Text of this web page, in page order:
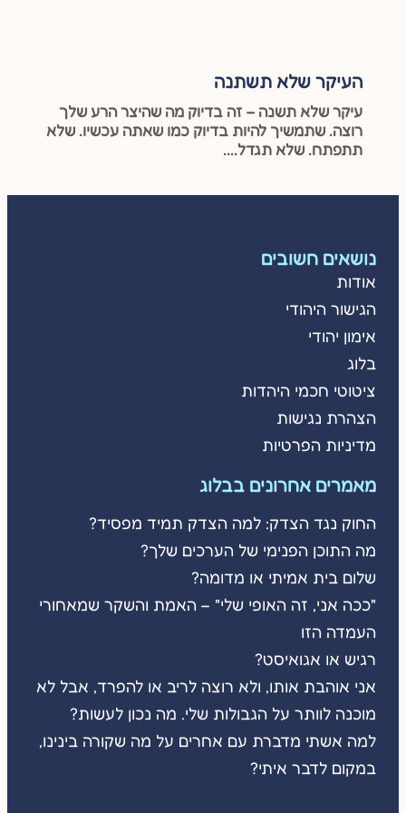
העיקר שלא תשתנה
עיקר שלא תשנה – זה בדיוק מה שהיצר הרע שלך
רוצה. שתמשיך להיות בדיוק כמו שאתה עכשיו. שלא
תתפתח. שלא תגדל....
נושאים חשובים
אודות
הגישור היהודי
אימון יהודי
בלוג
ציטוטי חכמי היהדות
הצהרת נגישות
מדיניות הפרטיות
מאמרים אחרונים בבלוג
החוק נגד הצדק: למה הצדק תמיד מפסיד?
מה התוכן הפנימי של הערכים שלך?
שלום בית אמיתי או מדומה?
"ככה אני, זה האופי שלי" – האמת והשקר שמאחורי
העמדה הזו
רגיש או אגואיסט?
אני אוהבת אותו, ולא רוצה לריב או להפרד, אבל לא
מוכנה לוותר על הגבולות שלי. מה נכון לעשות?
למה אשתי מדברת עם אחרים על מה שקורה בינינו,
במקום לדבר איתי?